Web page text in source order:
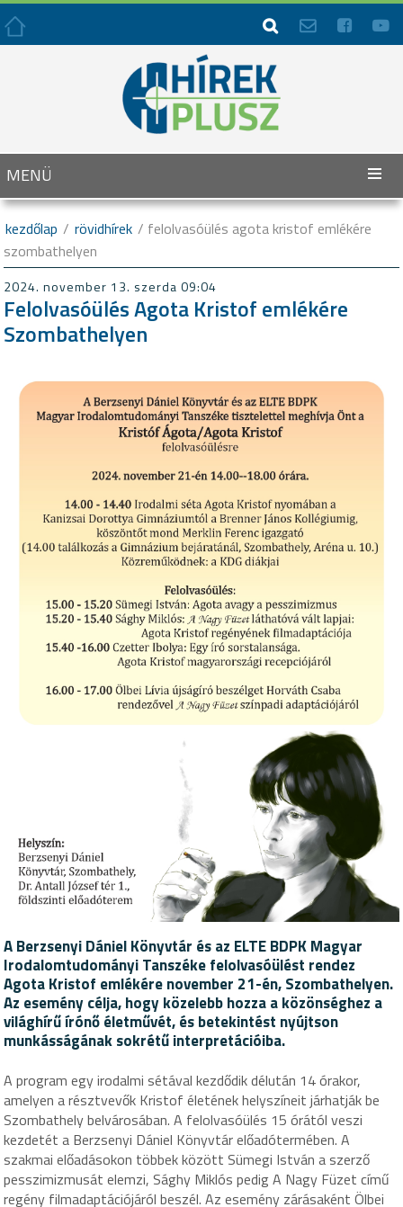
   
MENÜ
kezdőlap / rövidhírek / felolvasóülés agota kristof emlékére
szombathelyen
2024. november 13. szerda 09:04
Felolvasóülés Agota Kristof emlékére
Szombathelyen
A Berzsenyi Dániel Könyvtár és az ELTE BDPK Magyar
Irodalomtudományi Tanszéke felolvasóülést rendez
Agota Kristof emlékére november 21-én, Szombathelyen.
Az esemény célja, hogy közelebb hozza a közönséghez a
világhírű írónő életművét, és betekintést nyújtson
munkásságának sokrétű interpretációiba.
A program egy irodalmi sétával kezdődik délután 14 órakor,
amelyen a résztvevők Kristof életének helyszíneit járhatják be
Szombathely belvárosában. A felolvasóülés 15 órától veszi
kezdetét a Berzsenyi Dániel Könyvtár előadótermében. A
szakmai előadásokon többek között Sümegi István a szerző
pesszimizmusát elemzi, Sághy Miklós pedig A Nagy Füzet című
regény filmadaptációjáról beszél. Az esemény zárásaként Ölbei